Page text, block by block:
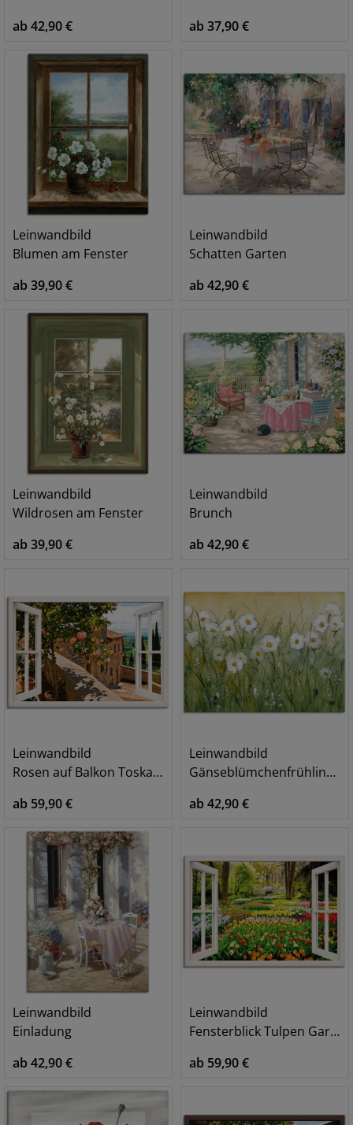
ab 42,90 €
ab 37,90 €
Leinwandbild
Blumen am Fenster
ab 39,90 €
Leinwandbild
Schatten Garten
ab 42,90 €
Leinwandbild
Wildrosen am Fenster
ab 39,90 €
Leinwandbild
Brunch
ab 42,90 €
Leinwandbild
Rosen auf Balkon Toskana, weiß
ab 59,90 €
Leinwandbild
Gänseblümchenfrühling II
ab 42,90 €
Leinwandbild
Einladung
ab 42,90 €
Leinwandbild
Fensterblick Tulpen Garten Frühling
ab 59,90 €